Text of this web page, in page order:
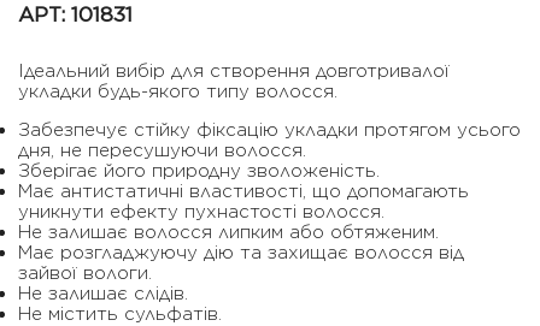
АРТ: 101831
Ідеальний вибір для створення довготривалої
укладки будь-якого типу волосся.
Забезпечує стійку фіксацію укладки протягом усього
дня, не пересушуючи волосся.
Зберігає його природну зволоженість.
Має антистатичні властивості, що допомагають
уникнути ефекту пухнастості волосся.
Не залишає волосся липким або обтяженим.
Має розгладжуючу дію та захищає волосся від
зайвої вологи.
Не залишає слідів.
Не містить сульфатів.